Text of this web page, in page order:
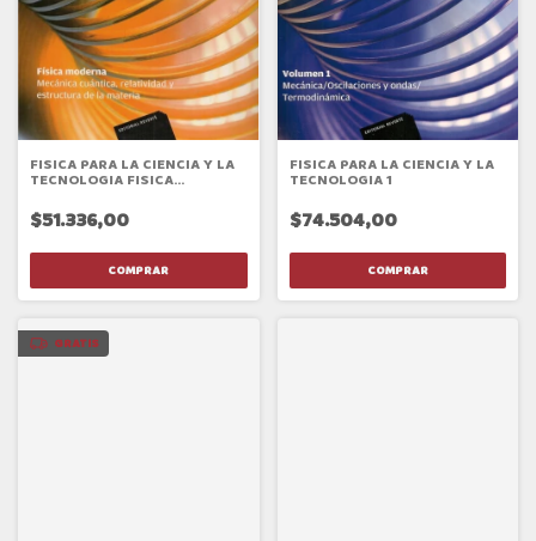
FISICA PARA LA CIENCIA Y LA
TECNOLOGIA FISICA
$51.336,00
FISICA PARA LA CIENCIA Y LA
TECNOLOGIA 1
$74.504,00
GRATIS